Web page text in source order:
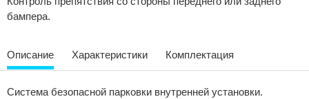
бампера.
Описание Характеристики Комплектация
Система безопасной парковки внутренней установки.